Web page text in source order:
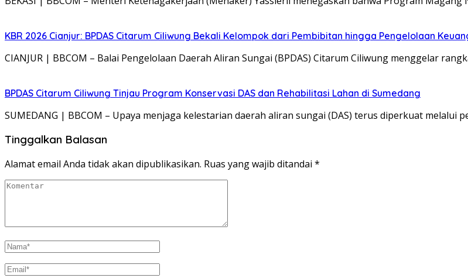
KBR 2026 Cianjur: BPDAS Citarum Ciliwung Bekali Kelompok dari Pembibitan hingga Pengelolaan
CIANJUR | BBCOM – Balai Pengelolaan Daerah Aliran Sungai (BPDAS) Citarum Ciliwung menggelar
BPDAS Citarum Ciliwung Tinjau Program Konservasi DAS dan Rehabilitasi Lahan di Sumedang
SUMEDANG | BBCOM – Upaya menjaga kelestarian daerah aliran sungai (DAS) terus diperkuat melalui
Tinggalkan Balasan
Alamat email Anda tidak akan dipublikasikan. Ruas yang wajib ditandai *